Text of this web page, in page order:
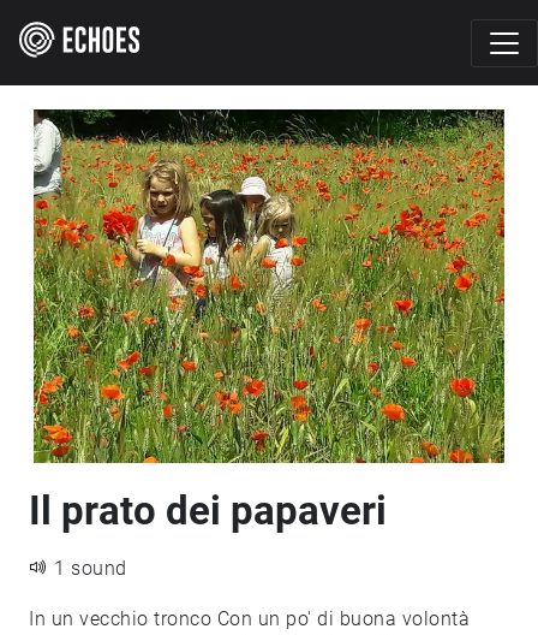
Il prato dei papaveri
1 sound
In un vecchio tronco Con un po' di buona volontà